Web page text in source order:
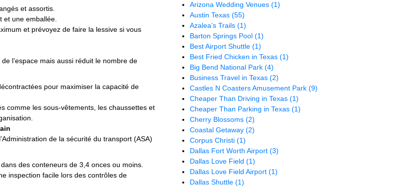
et assortis.
et une emballée.
et prévoyez de faire la lessive si vous
l’espace mais aussi réduit le nombre de
pour maximiser la capacité de
comme les sous-vêtements, les chaussettes et
de la sécurité du transport (ASA)
des conteneurs de 3,4 onces ou moins.
inspection facile lors des contrôles de
Arizona Wedding Venues(1)
Austin Texas(55)
Azalea’s Trails(1)
Barton Springs Pool(1)
Best Airport Shuttle(1)
Best Fried Chicken in Texas(1)
Big Bend National Park(4)
Business Travel in Texas(2)
Castles N Coasters Amusement Park(9)
Cheaper Than Driving in Texas(1)
Cheaper Than Parking in Texas(1)
Cherry Blossoms(2)
Coastal Getaway(2)
Corpus Christi(1)
Dallas Fort Worth Airport(3)
Dallas Love Field(1)
Dallas Love Field Airport(1)
Dallas Shuttle(1)